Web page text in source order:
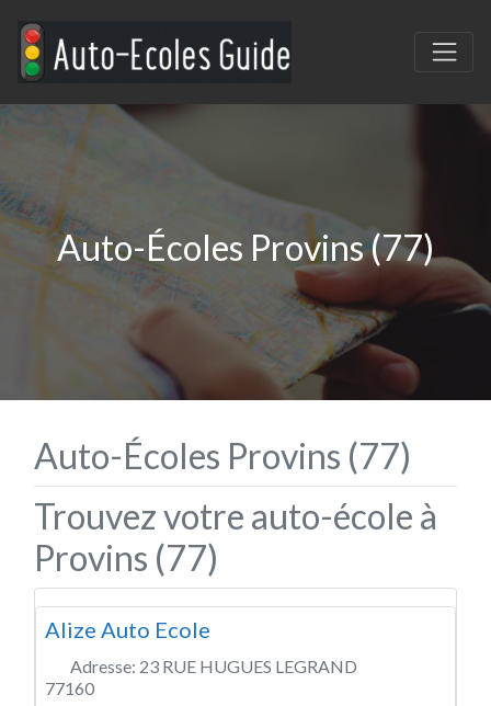
Auto-Écoles Provins (77)
Auto-Écoles Provins (77)
Trouvez votre auto-école à
Provins (77)
Alize Auto Ecole
Adresse: 23 RUE HUGUES LEGRAND
77160